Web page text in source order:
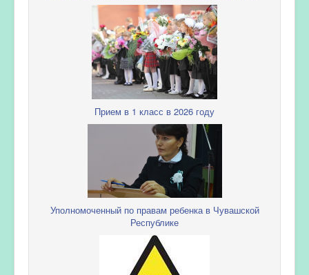
Прием в 1 класс в 2026 году
Уполномоченный по правам ребенка в Чувашской
Республике